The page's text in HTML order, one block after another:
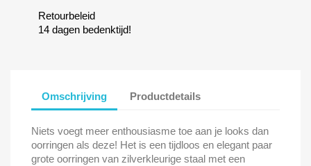
Retourbeleid
14 dagen bedenktijd!
Omschrijving Productdetails
Niets voegt meer enthousiasme toe aan je looks dan
oorringen als deze! Het is een tijdloos en elegant paar
grote oorringen van zilverkleurige staal met een